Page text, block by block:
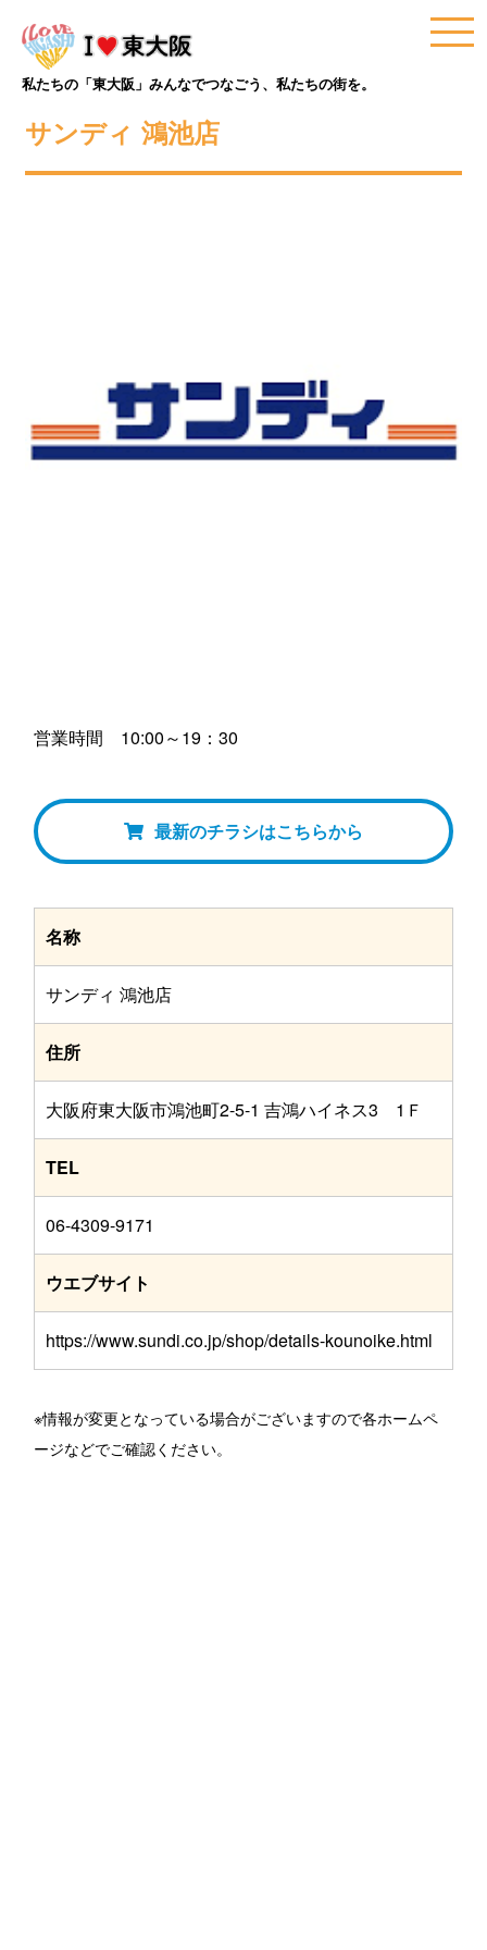
私たちの「東大阪」みんなでつなごう、私たちの街を。
サンディ 鴻池店
営業時間 10:00～19：30
最新のチラシはこちらから
名称
サンディ 鴻池店
住所
大阪府東大阪市鴻池町2-5-1 吉鴻ハイネス3 1Ｆ
TEL
06-4309-9171
ウエブサイト
https://www.sundi.co.jp/shop/details-kounoike.html
※情報が変更となっている場合がございますので各ホームペ
ージなどでご確認ください。